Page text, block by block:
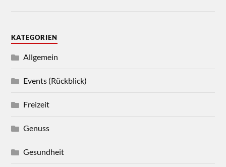
KATEGORIEN
Allgemein
Events (Rückblick)
Freizeit
Genuss
Gesundheit